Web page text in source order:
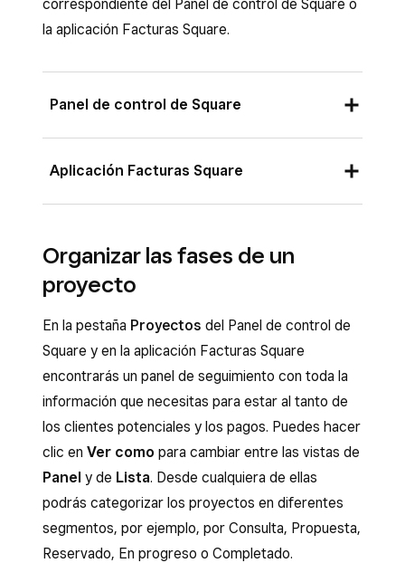
Actívala para crear proyectos
automáticamente o desactívala para
correspondiente del Panel de control de Square o
la aplicación Facturas Square.
Panel de control de Square
Inicia sesión en el Panel de control de
Selecciona el proyecto y haz clic en
para añadir facturas, grupos recurrentes,
presupuestos o contratos nuevos o que ya
tengas creados. Puedes buscar por título,
identificador o estado.
Haz clic en(+)para añadir un archivo
adjunto.
Añadir nota
nota interna en el proyecto.
Consulta el registro de actividad del
proyecto. Puedes filtrarlos por todos,
Aplicación Facturas Square
crearfacturas o presupuestos o para
añadirfacturas, presupuestos, grupos
creados.
En la pestaña
para añadir
Guardar
En la pestañaClientes , pulsa Compartir
para compartir el enlace del proyecto.
También puedes pulsar los tres puntos(•••)
para marcar el proyecto como completado,
editar los detalles o eliminarlo.
Organizar las fases de un
proyecto
En la pestaña Proyectos del Panel de control de
Square y en la aplicación Facturas Square
encontrarás un panel de seguimiento con toda la
información que necesitas para estar al tanto de
los clientes potenciales y los pagos. Puedes hacer
clic en Ver como para cambiar entre las vistas de
Panel y de Lista. Desde cualquiera de ellas
podrás categorizar los proyectos en diferentes
segmentos, por ejemplo, por Consulta, Propuesta,
Reservado, En progreso o Completado.